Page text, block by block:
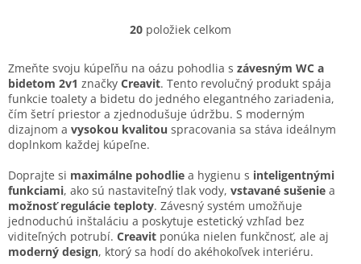
kúpeľňu.
O
l
á
d
a
c
p
r
v
k
y
v
20 položiek celkom
Zmeňte svoju kúpeľňu na oázu pohodlia s závesným WC a
bidetom 2v1 značky Creavit. Tento revolučný produkt spája
funkcie toalety a bidetu do jedného elegantného zariadenia,
čím šetrí priestor a zjednodušuje údržbu. S moderným
dizajnom a vysokou kvalitou spracovania sa stáva ideálnym
doplnkom každej kúpeľne.
Doprajte si maximálne pohodlie a hygienu s inteligentnými
funkciami, ako sú nastaviteľný tlak vody, vstavané sušenie a
možnosť regulácie teploty. Závesný systém umožňuje
jednoduchú inštaláciu a poskytuje estetický vzhľad bez
viditeľných potrubí. Creavit ponúka nielen funkčnosť, ale aj
moderný design, ktorý sa hodí do akéhokoľvek interiéru.